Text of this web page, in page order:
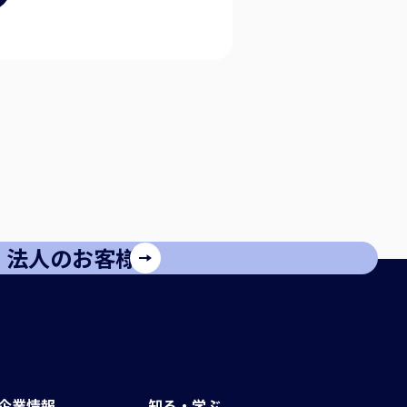
法人のお客様